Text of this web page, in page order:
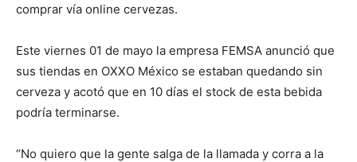
comprar vía online cervezas.
Este viernes 01 de mayo la empresa FEMSA anunció que
sus tiendas en OXXO México se estaban quedando sin
cerveza y acotó que en 10 días el stock de esta bebida
podría terminarse.
“No quiero que la gente salga de la llamada y corra a la